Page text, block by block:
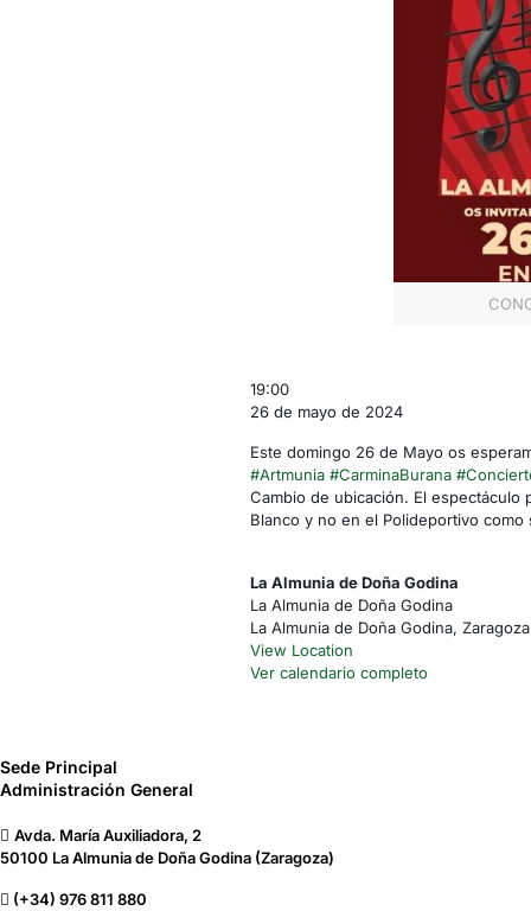
CONCIERTO
CARMINA
-
LA
ALMUNIA
19:00
26 de mayo de 2024
Este domingo 26 de Mayo os
#Artmunia #CarminaBurana
Cambio de ubicación. El
Blanco y no en el Polideportivo como
La Almunia de Doña Godina
La Almunia de Doña Godina
La Almunia de Doña Godina, Zaragoza
View Location
Ver calendario completo
Sede Principal
Administración General
Avda. María Auxiliadora, 2
50100 La Almunia de Doña Godina (Zaragoza)
(+34) 976 811 880